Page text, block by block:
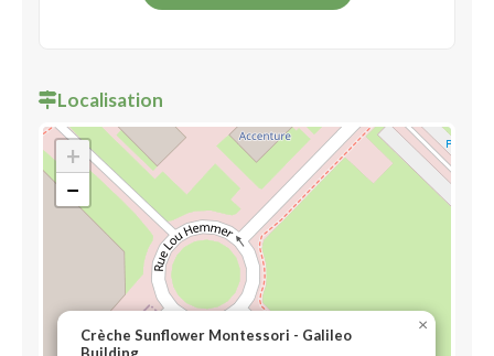
Localisation
Crèche Sunflower Montessori - Galileo
×
+
−